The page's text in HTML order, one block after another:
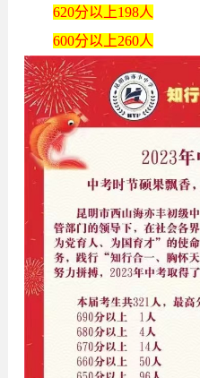
620分以上198人
600分以上260人